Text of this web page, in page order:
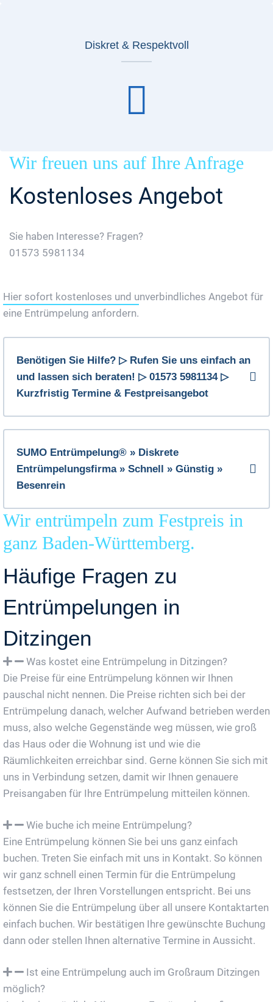
Diskret & Respektvoll
Wir freuen uns auf Ihre Anfrage
Kostenloses Angebot
Sie haben Interesse? Fragen?
01573 5981134
Hier sofort kostenloses und unverbindliches Angebot für
eine Entrümpelung anfordern.
Benötigen Sie Hilfe? ▷ Rufen Sie uns einfach an
und lassen sich beraten! ▷ 01573 5981134 ▷
Kurzfristig Termine & Festpreisangebot
SUMO Entrümpelung® » Diskrete
Entrümpelungsfirma » Schnell » Günstig »
Besenrein
Wir entrümpeln zum Festpreis in
ganz Baden-Württemberg.
Häufige Fragen zu
Entrümpelungen in
Ditzingen
Was kostet eine Entrümpelung in Ditzingen?
Die Preise für eine Entrümpelung können wir Ihnen
pauschal nicht nennen. Die Preise richten sich bei der
Entrümpelung danach, welcher Aufwand betrieben werden
muss, also welche Gegenstände weg müssen, wie groß
das Haus oder die Wohnung ist und wie die
Räumlichkeiten erreichbar sind. Gerne können Sie sich mit
uns in Verbindung setzen, damit wir Ihnen genauere
Preisangaben für Ihre Entrümpelung mitteilen können.
Wie buche ich meine Entrümpelung?
Eine Entrümpelung können Sie bei uns ganz einfach
buchen. Treten Sie einfach mit uns in Kontakt. So können
wir ganz schnell einen Termin für die Entrümpelung
festsetzen, der Ihren Vorstellungen entspricht. Bei uns
können Sie die Entrümpelung über all unsere Kontaktarten
einfach buchen. Wir bestätigen Ihre gewünschte Buchung
dann oder stellen Ihnen alternative Termine in Aussicht.
Ist eine Entrümpelung auch im Großraum Ditzingen
möglich?